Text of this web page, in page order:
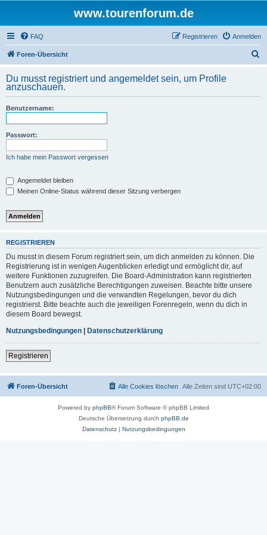
www.tourenforum.de
FAQ Anmelden
Registrieren
Foren-Übersicht
h
Du musst registriert und angemeldet sein, um Profile
anzuschauen.
Benutzername:
Passwort:
Ich habe mein Passwort vergessen
Angemeldet bleiben
Meinen Online-Status während dieser Sitzung verbergen
REGISTRIEREN
Du musst in diesem Forum registriert sein, um dich anmelden zu können. Die
Registrierung ist in wenigen Augenblicken erledigt und ermöglicht dir, auf
weitere Funktionen zuzugreifen. Die Board-Administration kann registrierten
Benutzern auch zusätzliche Berechtigungen zuweisen. Beachte bitte unsere
Nutzungsbedingungen und die verwandten Regelungen, bevor du dich
registrierst. Bitte beachte auch die jeweiligen Forenregeln, wenn du dich in
diesem Board bewegst.
Nutzungsbedingungen | Datenschutzerklärung
Registrieren
Foren-Übersicht Alle Zeiten sind UTC+02:00
Alle Cookies löschen
Powered by phpBB® Forum Software © phpBB Limited
Deutsche Übersetzung durch phpBB.de
Datenschutz| Nutzungsbedingungen